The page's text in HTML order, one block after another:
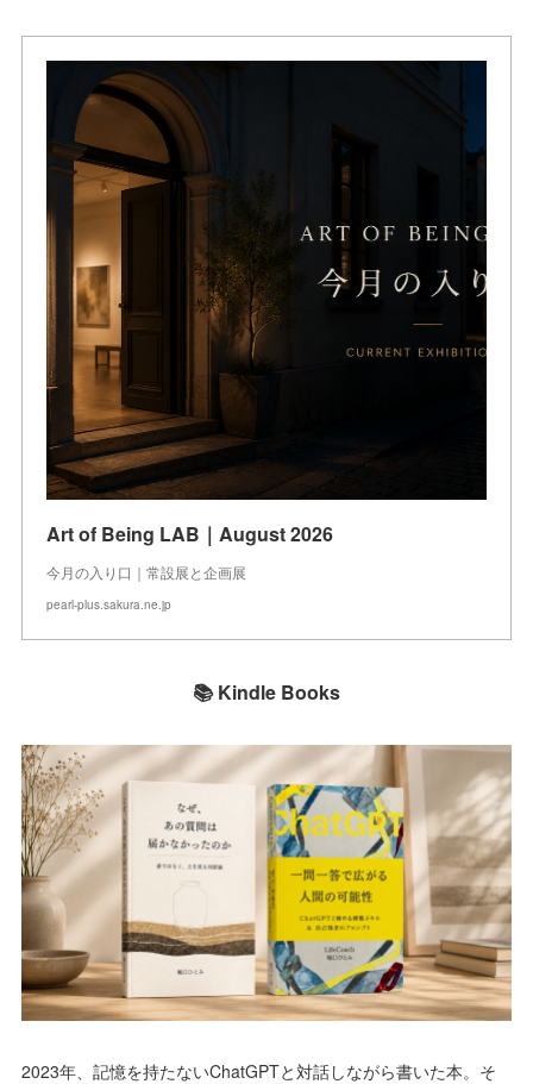
Art of Being LAB｜August 2026
今月の入り口｜常設展と企画展
pearl-plus.sakura.ne.jp
📚 Kindle Books
2023年、記憶を持たないChatGPTと対話しながら書いた本。そ